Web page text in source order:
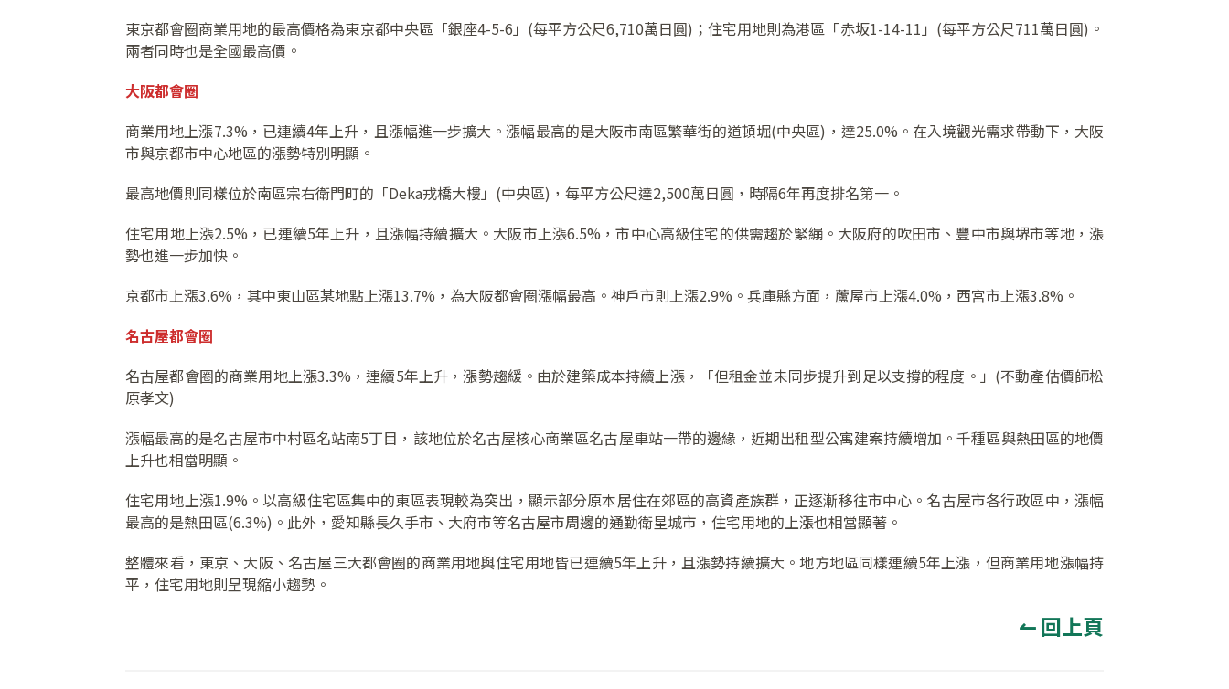
東京都會圈商業用地的最高價格為東京都中央區「銀座4-5-6」(每平方公尺6,710萬日圓)；住宅用地則為港區「赤坂1-14-11」(每平方公尺711萬日圓)。
兩者同時也是全國最高價。
大阪都會圈
商業用地上漲7.3%，已連續4年上升，且漲幅進一步擴大。漲幅最高的是大阪市南區繁華街的道頓堀(中央區)，達25.0%。在入境觀光需求帶動下，大阪
市與京都市中心地區的漲勢特別明顯。
最高地價則同樣位於南區宗右衛門町的「Deka戎橋大樓」(中央區)，每平方公尺達2,500萬日圓，時隔6年再度排名第一。
住宅用地上漲2.5%，已連續5年上升，且漲幅持續擴大。大阪市上漲6.5%，市中心高級住宅的供需趨於緊繃。大阪府的吹田市、豐中市與堺市等地，漲
勢也進一步加快。
京都市上漲3.6%，其中東山區某地點上漲13.7%，為大阪都會圈漲幅最高。神戶市則上漲2.9%。兵庫縣方面，蘆屋市上漲4.0%，西宮市上漲3.8%。
名古屋都會圈
名古屋都會圈的商業用地上漲3.3%，連續5年上升，漲勢趨緩。由於建築成本持續上漲，「但租金並未同步提升到足以支撐的程度。」(不動產估價師松
原孝文)
漲幅最高的是名古屋市中村區名站南5丁目，該地位於名古屋核心商業區名古屋車站一帶的邊緣，近期出租型公寓建案持續增加。千種區與熱田區的地價
上升也相當明顯。
住宅用地上漲1.9%。以高級住宅區集中的東區表現較為突出，顯示部分原本居住在郊區的高資產族群，正逐漸移往市中心。名古屋市各行政區中，漲幅
最高的是熱田區(6.3%)。此外，愛知縣長久手市、大府市等名古屋市周邊的通勤衛星城市，住宅用地的上漲也相當顯著。
整體來看，東京、大阪、名古屋三大都會圈的商業用地與住宅用地皆已連續5年上升，且漲勢持續擴大。地方地區同樣連續5年上漲，但商業用地漲幅持
平，住宅用地則呈現縮小趨勢。
↼ 回上頁